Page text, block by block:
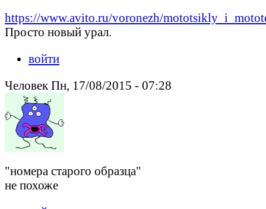
https://www.avito.ru/voronezh/
Просто новый урал.
войти
Человек Пн, 17/08/2015 - 07:28
"номера старого образца"
не похоже